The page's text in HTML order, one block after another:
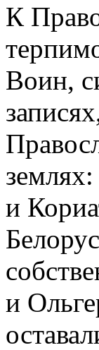
К
Воин,
и
и